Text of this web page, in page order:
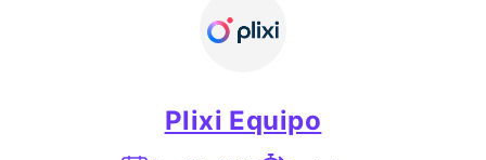
Plixi Equipo